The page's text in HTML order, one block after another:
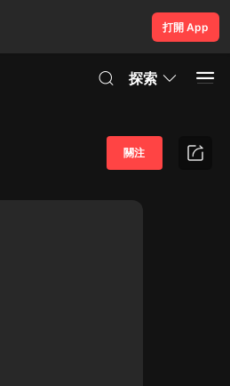
打開 App
探索
關注